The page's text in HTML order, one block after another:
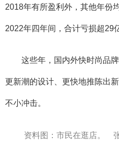
2018年有所盈利外，其他年份
2022年四年间，合计亏损超29
这些年，国内外快时尚品牌
更新潮的设计、更快地推陈出
不小冲击。
资料图：市民在逛店。